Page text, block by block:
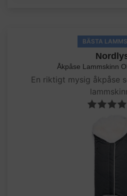
BÄSTA
Åkpåse Lammskinn
En riktigt mysig åkpåse